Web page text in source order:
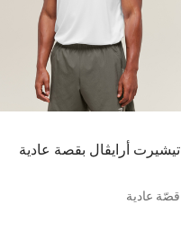
تيشيرت أرايڤال بقصة عادية
قصّة عادية